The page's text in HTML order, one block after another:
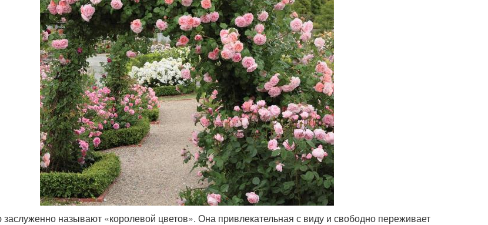
заслуженно называют «королевой цветов». Она привлекательная с виду и свободно переживает